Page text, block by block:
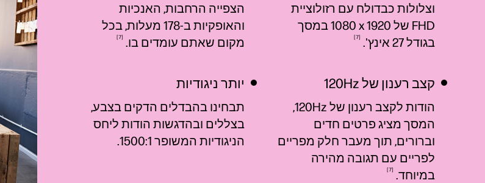
וצלולות כבדולח עם רזולוציית
FHD של 1920 x ‏1080 במסך
בגודל 27
אינץ'. 7
הצפייה הרחבות, האנכיות
והאופקיות ב-178 מעלות, בכל
מקום שאתם עומדיםבו. 7
קצב רענון של 120Hz
הודות לקצב רענון של 120Hz,
המסך מציג פרטים חדים
וברורים, תוך מעבר חלק מפריים
לפריים עם תגובה מהירה
במיוחד.
7
יותר ניגודיות
תבחינו בהבדלים הדקים בצבע,
בצללים ובהדגשות הודות ליחס
הניגודיות המשופר 1500:1.